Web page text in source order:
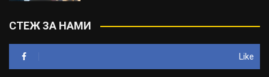
СТЕЖ ЗА НАМИ
Like